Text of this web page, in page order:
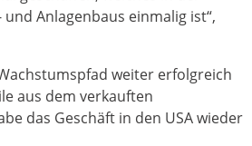
Anlagenbaus einmalig ist“,
weiter erfolgreich
aus dem verkauften
das Geschäft in den USA wieder